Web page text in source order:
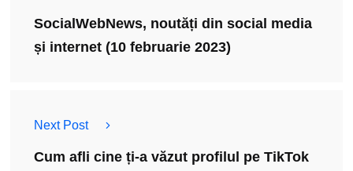
SocialWebNews, noutăți din social media
și internet (10 februarie 2023)
Next Post
Cum afli cine ți-a văzut profilul pe TikTok